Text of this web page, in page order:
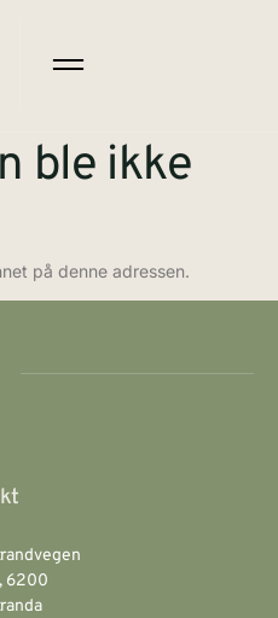
ble ikke
på denne adressen.
6200